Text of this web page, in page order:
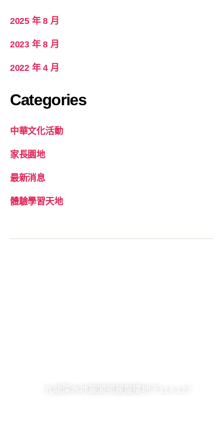
2025 年 8 月
2023 年 8 月
2022 年 4 月
Categories
中華文化活動
家長園地
最新消息
體驗學習天地
九龍深水埗麗閣邨麗蘿樓地下114-127